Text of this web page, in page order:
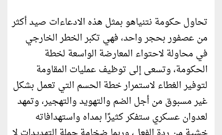
تحاول حكومة نتنياهو بمثل هذه الادعاءات صيد أكثر
من عصفور بحجر واحد، فهي تكبر الخطر الخارجي
في محاولة لاحتواء المعارضة الواسعة لخطة
الحكومة، وتسعى إلى توظيف عمليات المقاومة
لتوفير الغطاء لاستمرار خطة الحسم التي تعمل بشكل
غير مسبوق من أجل الضم والتهويد والتهجير، وتمهد
لعدوان عسكري ستفكر كثيرًا بمداه واستهدافاته